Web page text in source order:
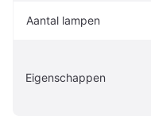
Aantal lampen
Eigenschappen